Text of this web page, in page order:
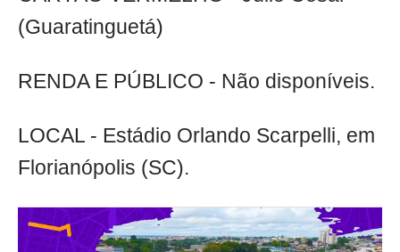
(Guaratinguetá)
RENDA E PÚBLICO - Não disponíveis.
LOCAL - Estádio Orlando Scarpelli, em
Florianópolis (SC).